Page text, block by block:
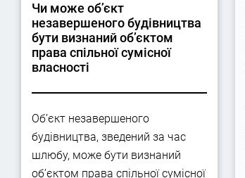
Чи може об’єкт
незавершеного будівництва
бути визнаний об’єктом
права спільної сумісної
власності
Об’єкт незавершеного
будівництва, зведений за час
шлюбу, може бути визнаний
об’єктом права спільної сумісної